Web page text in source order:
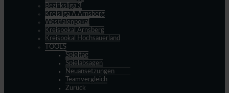
Bezirksliga 3
Kreisliga A Arnsberg
Westfalenpokal
Kreispokal Arnsberg
Kreispokal Hochsauerland
TOOLS
Spieltag
Spielabsagen
Neuansetzungen
Teamvergleich
Zurück